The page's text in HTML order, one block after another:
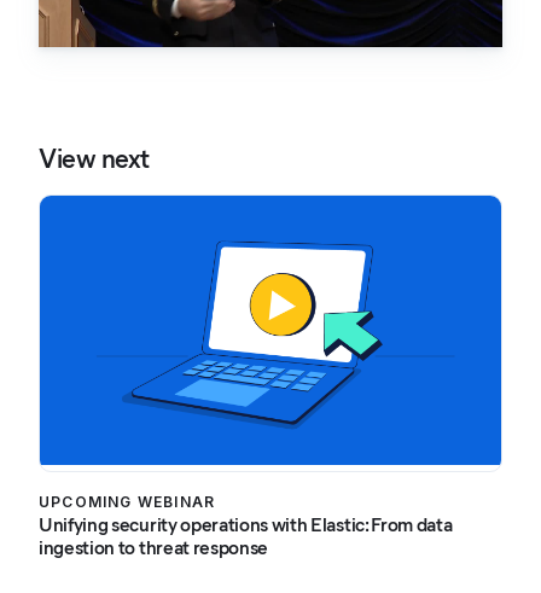
View next
UPCOMING WEBINAR
Unifying security operations with Elastic: From data
ingestion to threat response